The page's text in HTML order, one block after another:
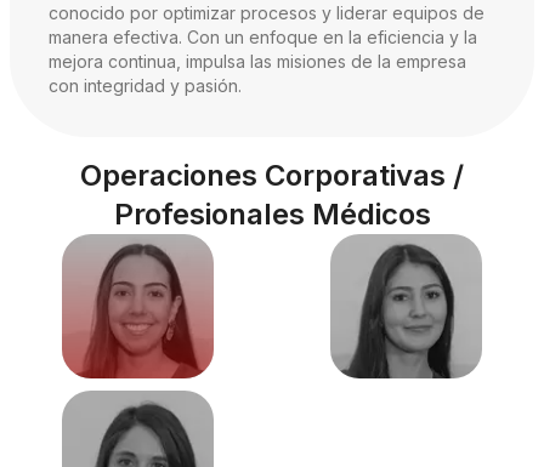
conocido por optimizar procesos y liderar equipos de
manera efectiva. Con un enfoque en la eficiencia y la
mejora continua, impulsa las misiones de la empresa
con integridad y pasión.
Operaciones Corporativas /
Profesionales Médicos